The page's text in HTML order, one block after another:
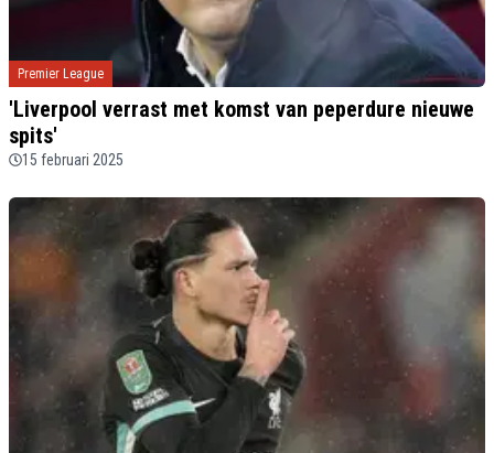
Premier League
'Liverpool verrast met komst van peperdure nieuwe
spits'
15 februari 2025